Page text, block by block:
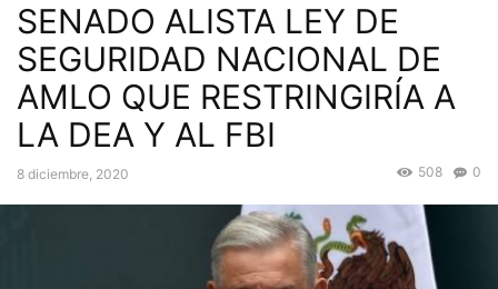
SENADO ALISTA LEY DE
SEGURIDAD NACIONAL DE
AMLO QUE RESTRINGIRÍA A
LA DEA Y AL FBI
8 diciembre, 2020 0
508